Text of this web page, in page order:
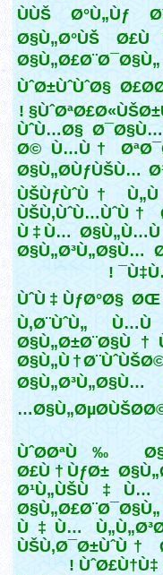
ÙÙŠ Ø°Ù„Ùƒ
Ø§Ù„Ø°ÙŠ
ÙˆØ±ÙˆÙˆØ§
ÙˆÙ…Ø§
Ø© Ù…Ù†
Ø§Ù„Ø­ÙƒÙŠÙ…
ÙŠÙƒÙˆÙ†
Ù‡Ù…
Ø§Ù„Ø³Ù„Ø§Ù…
ÙˆÙ‡ÙƒØ°Ø§
Ù‚Ø¨ÙˆÙ„
Ø§Ù„Ø³Ù„Ø§Ù…
Ø§Ù„ØµØ­ÙŠØ­Ø© Ø§Ù„Ù…ØªÙˆØ§ØªØ±Ø© ÙÙŠÙ‡Ù…
ÙˆØ­ØªÙ‰
Ø£Ù†ÙƒØ±
Ø¹Ù„ÙŠÙ‡Ù…
Ù‡Ù…